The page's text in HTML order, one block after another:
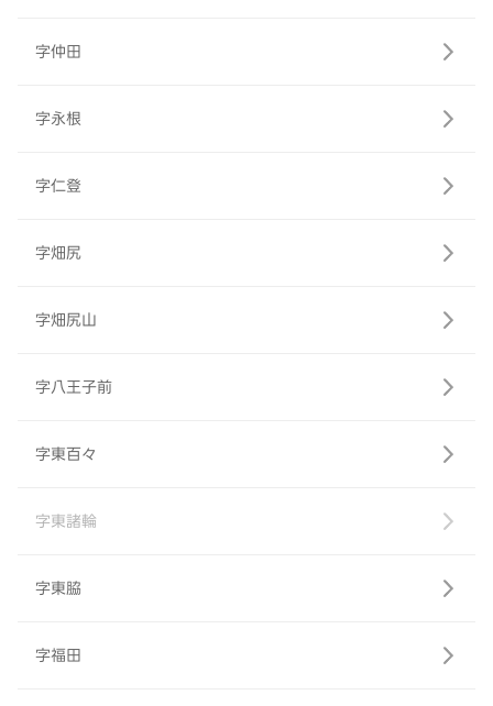
字仲田
字永根
字仁登
字畑尻
字畑尻山
字八王子前
字東百々
字東諸輪
字東脇
字福田